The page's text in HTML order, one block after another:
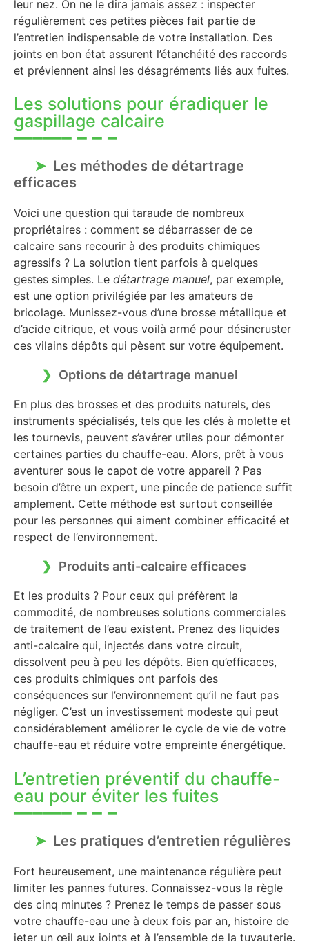
leur nez. On ne le dira jamais assez : inspecter
régulièrement ces petites pièces fait partie de
l’entretien indispensable de votre installation. Des
joints en bon état assurent l’étanchéité des raccords
et préviennent ainsi les désagréments liés aux fuites.
Les solutions pour éradiquer le
gaspillage calcaire
Les méthodes de détartrage
efficaces
Voici une question qui taraude de nombreux
propriétaires : comment se débarrasser de ce
calcaire sans recourir à des produits chimiques
agressifs ? La solution tient parfois à quelques
gestes simples. Le détartrage manuel, par exemple,
est une option privilégiée par les amateurs de
bricolage. Munissez-vous d’une brosse métallique et
d’acide citrique, et vous voilà armé pour désincruster
ces vilains dépôts qui pèsent sur votre équipement.
Options de détartrage manuel
En plus des brosses et des produits naturels, des
instruments spécialisés, tels que les clés à molette et
les tournevis, peuvent s’avérer utiles pour démonter
certaines parties du chauffe-eau. Alors, prêt à vous
aventurer sous le capot de votre appareil ? Pas
besoin d’être un expert, une pincée de patience suffit
amplement. Cette méthode est surtout conseillée
pour les personnes qui aiment combiner efficacité et
respect de l’environnement.
Produits anti-calcaire efficaces
Et les produits ? Pour ceux qui préfèrent la
commodité, de nombreuses solutions commerciales
de traitement de l’eau existent. Prenez des liquides
anti-calcaire qui, injectés dans votre circuit,
dissolvent peu à peu les dépôts. Bien qu’efficaces,
ces produits chimiques ont parfois des
conséquences sur l’environnement qu’il ne faut pas
négliger. C’est un investissement modeste qui peut
considérablement améliorer le cycle de vie de votre
chauffe-eau et réduire votre empreinte énergétique.
L’entretien préventif du chauffe-
eau pour éviter les fuites
Les pratiques d’entretien régulières
Fort heureusement, une maintenance régulière peut
limiter les pannes futures. Connaissez-vous la règle
des cinq minutes ? Prenez le temps de passer sous
votre chauffe-eau une à deux fois par an, histoire de
jeter un œil aux joints et à l’ensemble de la tuyauterie.